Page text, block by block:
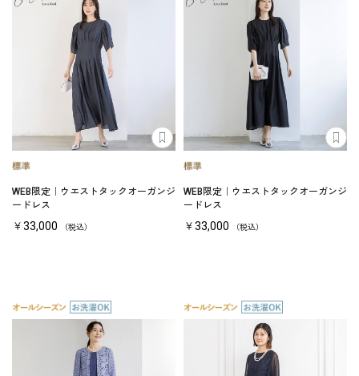
WEB限定｜ウエストタックオーガンジ
ードレス
￥33,000 （税込）
WEB限定｜ウエストタックオーガンジ
ードレス
￥33,000 （税込）